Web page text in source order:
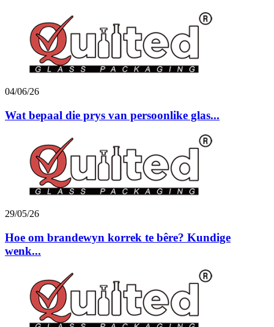
04/06/26
Wat bepaal die prys van persoonlike glas...
29/05/26
Hoe om brandewyn korrek te bêre? Kundige
wenk...